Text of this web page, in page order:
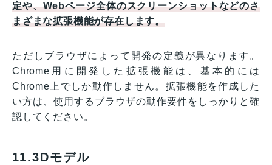
定や、Webページ全体のスクリーンショットなどのさ
まざまな拡張機能が存在します。
ただしブラウザによって開発の定義が異なります。
Chrome用に開発した拡張機能は、基本的には
Chrome上でしか動作しません。拡張機能を作成した
い方は、使用するブラウザの動作要件をしっかりと確
認してください。
11.3Dモデル